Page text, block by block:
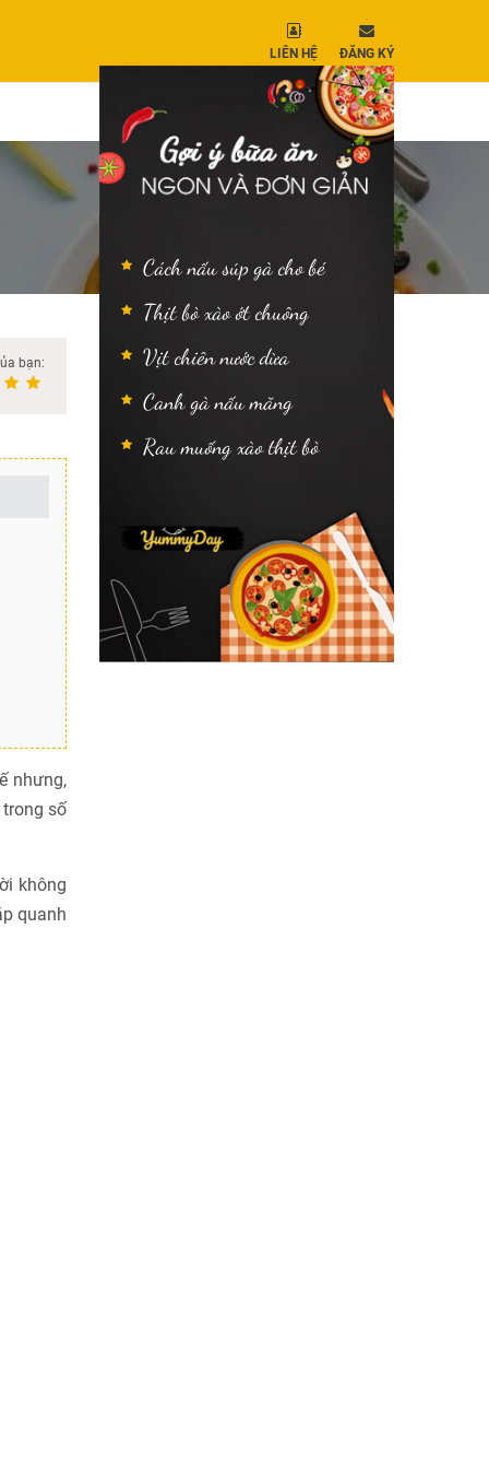
LIÊN HỆ ĐĂNG KÝ
bạn:
nhưng,
số
không
quanh
Cách nấu súp gà cho bé
Thịt bò xào ớt chuông
Vịt chiên nước dừa
Canh gà nấu măng
Rau muống xào thịt bò